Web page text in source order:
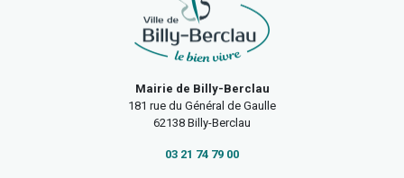
Mairie de Billy-Berclau
181 rue du Général de Gaulle
62138 Billy-Berclau
03 21 74 79 00